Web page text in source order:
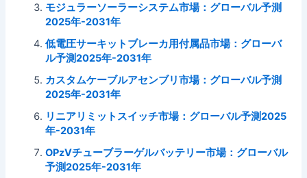
モジュラーソーラーシステム市場：グローバル予測
2025年-2031年
低電圧サーキットブレーカ用付属品市場：グローバ
ル予測2025年-2031年
カスタムケーブルアセンブリ市場：グローバル予測
2025年-2031年
リニアリミットスイッチ市場：グローバル予測2025
年-2031年
OPzVチューブラーゲルバッテリー市場：グローバル
予測2025年-2031年